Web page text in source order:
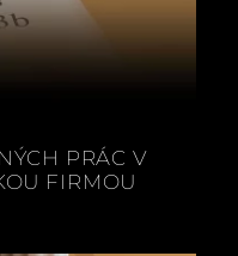
PRÁC V
FIRMOU